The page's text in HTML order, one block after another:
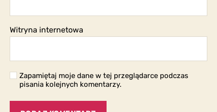
Witryna internetowa
Zapamiętaj moje dane w tej przeglądarce podczas
pisania kolejnych komentarzy.